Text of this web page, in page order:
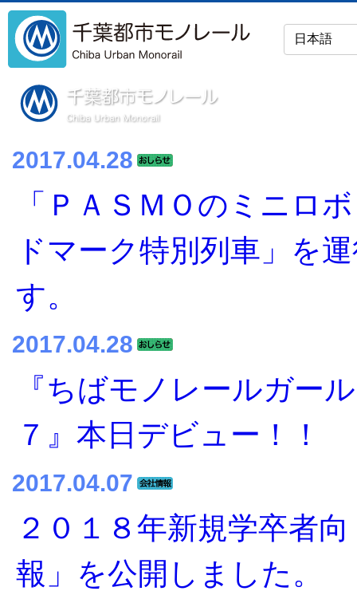
2017.04.28
「ＰＡＳＭＯのミニロ
ドマーク特別列車」を
す。
2017.04.28
『ちばモノレールガー
７』本日デビュー！！
2017.04.07
２０１８年新規学卒者
報」を公開しました。